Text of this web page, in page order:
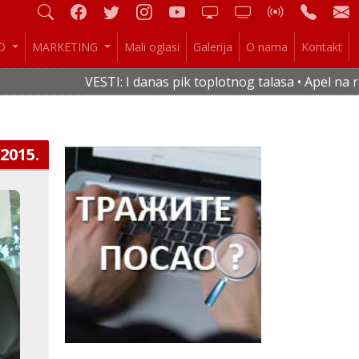
MARKETING Mali oglasi Galerija O nama Kontakt
VESTI: I danas pik toplotnog talasa • Apel na